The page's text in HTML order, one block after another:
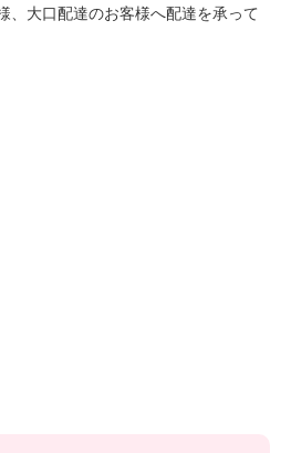
、大口配達のお客様へ配達を承って